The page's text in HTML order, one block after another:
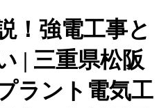
！強電工事と
| 三重県松阪
ラント電気工